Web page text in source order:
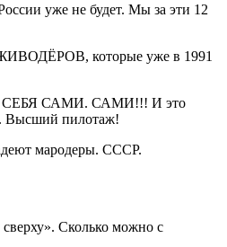
уже не будет. Мы за эти 12
которые уже в 1991
СЕБЯ САМИ. САМИ!!! И это
Высший пилотаж!
мародеры. СССР.
Сколько можно с